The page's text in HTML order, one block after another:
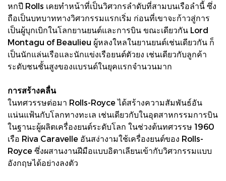
หกปี Rolls เคยทำหน้าที่เป็นวิศวกรลำดับที่สามบนเรือลำนี้ ซึ่ง
ถือเป็นบทบาททางวิศวกรรมแรกเริ่ม ก่อนที่เขาจะก้าวสู่การ
เป็นผู้บุกเบิกในโลกยานยนต์และการบิน ขณะเดียวกัน Lord
Montagu of Beaulieu ผู้หลงใหลในยานยนต์เช่นเดียวกัน ก็
เป็นนักแล่นเรือและนักแข่งเรือยนต์ตัวยง เช่นเดียวกับลูกค้า
ระดับชนชั้นสูงของแบรนด์ในยุคแรกจำนวนมาก
การสร้างคลื่น
ในทศวรรษต่อมา Rolls-Royce ได้สร้างความสัมพันธ์อัน
แน่นแฟ้นกับโลกทางทะเล เช่นเดียวกับในอุตสาหกรรมการบิน
ในฐานะผู้ผลิตเครื่องยนต์ระดับโลก ในช่วงต้นทศวรรษ 1960
เรือ Riva Caravelle อันสง่างามใช้เครื่องยนต์ของ Rolls-
Royce ซึ่งผสานงานฝีมือแบบอิตาเลียนเข้ากับวิศวกรรมแบบ
อังกฤษได้อย่างลงตัว